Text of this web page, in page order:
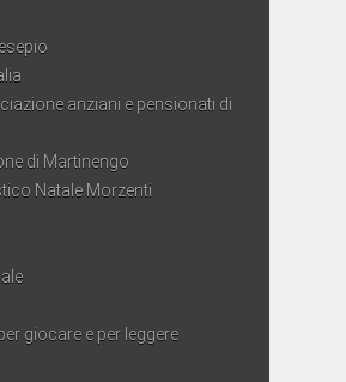
anziani e pensionati di
di Martinengo
Natale Morzenti
giocare e per leggere